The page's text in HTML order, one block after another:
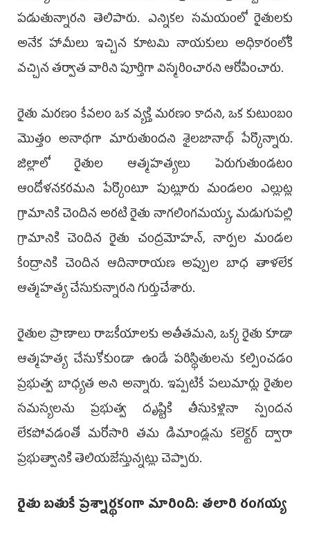
పడుతున్నారని తెలిపారు. ఎన్నికల సమయంలో రైతులకు
అనేక హామీలు ఇచ్చిన కూటమి నాయకులు అధికారంలోకి
వచ్చిన తర్వాత వారిని పూర్తిగా విస్మరించారని ఆరోపించారు.
రైతు మరణం కేవలం ఒక వ్యక్తి మరణం కాదని, ఒక కుటుంబం
మొత్తం అనాథగా మారుతుందని శైలజానాథ్ పేర్కొన్నారు.
జిల్లాలో రైతుల ఆత్మహత్యలు పెరుగుతుండటం
ఆందోళనకరమని పేర్కొంటూ పుట్లూరు మండలం ఎల్లుట్ల
గ్రామానికి చెందిన అరటి రైతు నాగలింగమయ్య, మడుగుపల్లి
గ్రామానికి చెందిన రైతు చంద్రమోహన్, నార్పల మండల
కేంద్రానికి చెందిన ఆదినారాయణ అప్పుల బాధ తాళలేక
ఆత్మహత్య చేసుకున్నారని గుర్తుచేశారు.
రైతుల ప్రాణాలు రాజకీయాలకు అతీతమని, ఒక్క రైతు కూడా
ఆత్మహత్య చేసుకోకుండా ఉండే పరిస్థితులను కల్పించడం
ప్రభుత్వ బాధ్యత అని అన్నారు. ఇప్పటికే పలుమార్లు రైతుల
సమస్యలను ప్రభుత్వ దృష్టికి తీసుకెళ్లినా స్పందన
లేకపోవడంతో మరోసారి తమ డిమాండ్లను కలెక్టర్ ద్వారా
ప్రభుత్వానికి తెలియజేస్తున్నట్లు చెప్పారు.
రైతు బతుకే ప్రశ్నార్థకంగా మారింది: తలారి రంగయ్య